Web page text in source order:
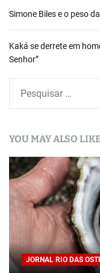
Simone Biles e o peso
Kaká se derrete em
Senhor”
u
i
s
a
r
r
:
YOU MAY ALSO
JORNAL RIO